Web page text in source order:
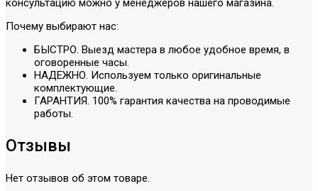
консультацию можно у менеджеров нашего магазина.
Почему выбирают нас:
БЫСТРО. Выезд мастера в любое удобное время, в
оговоренные часы.
НАДЕЖНО. Используем только оригинальные
комплектующие.
ГАРАНТИЯ. 100% гарантия качества на проводимые
работы.
Отзывы
Нет отзывов об этом товаре.